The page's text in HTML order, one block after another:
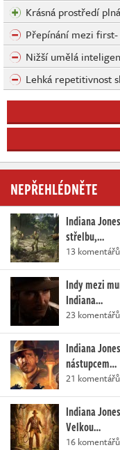
Krásná prostředí
Přepínání mezi
Nižší umělá
Lehká repetitivnost
NEPŘEHLÉDNĚTE
Indiana
střelbu,…
13 komentářů
Indy mezi
Indiana…
23 komentářů
Indiana
nástupcem…
21 komentářů
Indiana
Velkou…
16 komentářů